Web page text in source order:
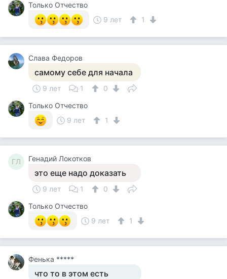
Только Отчество
9 лет
1
Слава Федоров
самому себе для начала
9 лет 1
0
Только Отчество
9 лет
1
ГЛ Генадий Локотков
это еще надо доказать
9 лет 1
0
Только Отчество
9 лет
1
Фенька *****
что то в этом есть